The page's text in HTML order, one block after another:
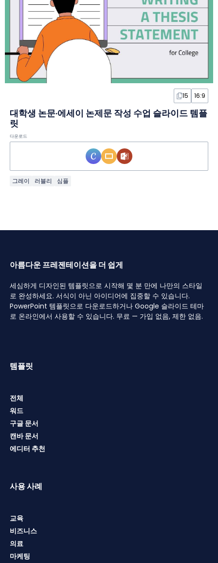
15 16:9
대학생 논문·에세이 논제문 작성 수업 슬라이드 템플
릿
다운로드
그레이 러블리 심플
아름다운 프레젠테이션을 더 쉽게
세심하게 디자인된 템플릿으로 시작해 몇 분 만에 나만의 스타일
로 완성하세요. 서식이 아닌 아이디어에 집중할 수 있습니다.
PowerPoint 템플릿으로 다운로드하거나 Google 슬라이드 테마
로 온라인에서 사용할 수 있습니다. 무료 — 가입 없음, 제한 없음.
템플릿
전체
워드
구글 문서
캔바 문서
에디터 추천
사용 사례
교육
비즈니스
의료
마케팅